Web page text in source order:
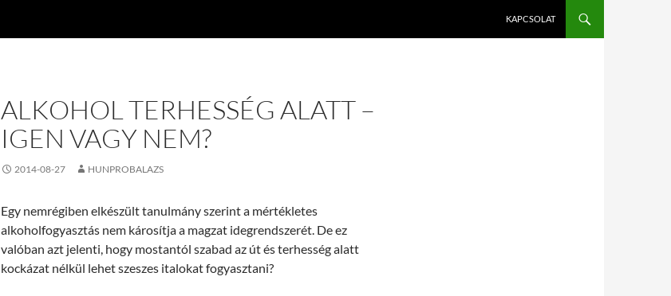
KAPCSOLAT
ALKOHOL TERHESSÉG ALATT –
IGEN VAGY NEM?
2014-08-27 HUNPROBALAZS
Egy nemrégiben elkészült tanulmány szerint a mértékletes
alkoholfogyasztás nem károsítja a magzat idegrendszerét. De ez
valóban azt jelenti, hogy mostantól szabad az út és terhesség alatt
kockázat nélkül lehet szeszes italokat fogyasztani?